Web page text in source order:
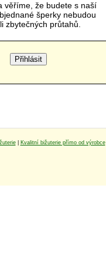
věříme, že budete s naší
šperky nebudou
zbytečných průtahů.
|
Kvalitní bižuterie přímo od výrobce